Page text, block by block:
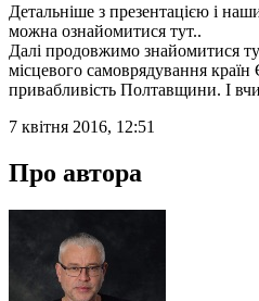
Детальніше з презентацією і
можна ознайомитися тут..
Далі продовжимо знайомитися
місцевого самоврядування
привабливість Полтавщини. І
7 квітня 2016, 12:51
Про автора